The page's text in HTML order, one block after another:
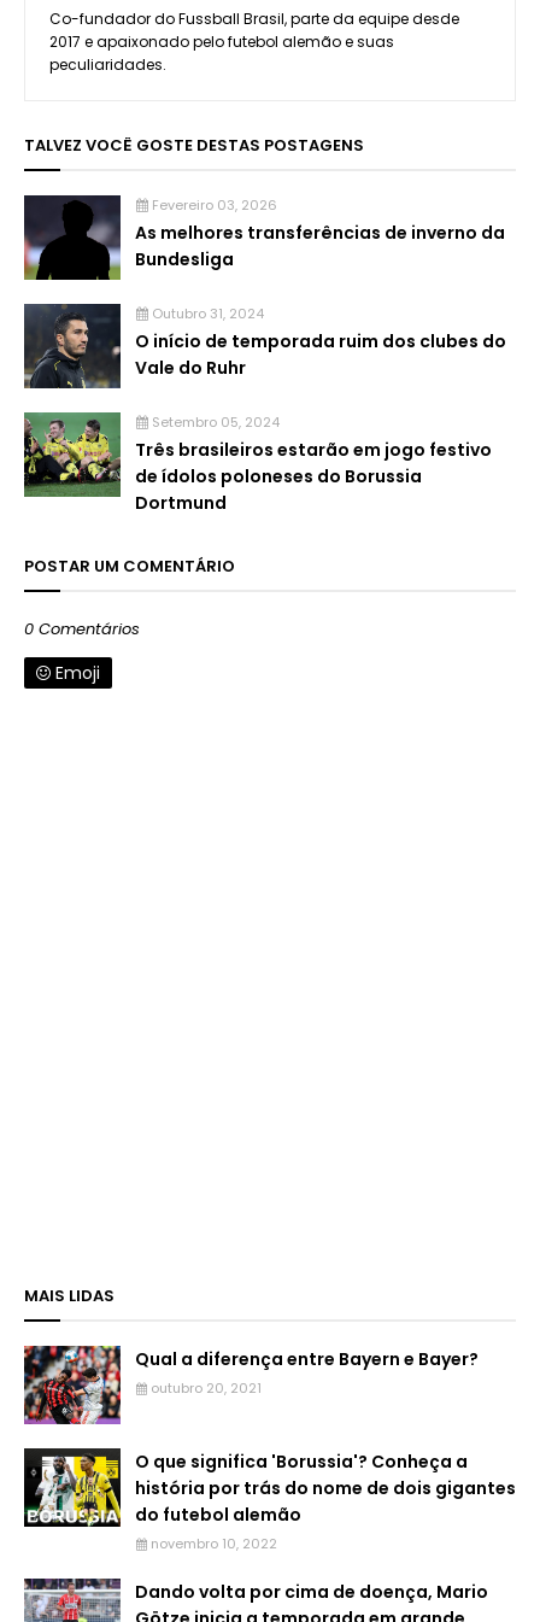
Co-fundador do Fussball Brasil, parte da equipe desde
2017 e apaixonado pelo futebol alemão e suas
peculiaridades.
TALVEZ VOCÊ GOSTE DESTAS POSTAGENS
Fevereiro 03, 2026
As melhores transferências de inverno da
Bundesliga
Outubro 31, 2024
O início de temporada ruim dos clubes do
Vale do Ruhr
Setembro 05, 2024
Três brasileiros estarão em jogo festivo
de ídolos poloneses do Borussia
Dortmund
POSTAR UM COMENTÁRIO
0 Comentários
Emoji
MAIS LIDAS
Qual a diferença entre Bayern e Bayer?
outubro 20, 2021
O que significa 'Borussia'? Conheça a
história por trás do nome de dois gigantes
do futebol alemão
novembro 10, 2022
Dando volta por cima de doença, Mario